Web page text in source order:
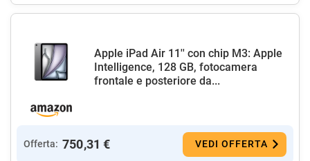
Apple iPad Air 11'' con chip M3: Apple
Intelligence, 128 GB, fotocamera
frontale e posteriore da...
Offerta: 750,31 € VEDI OFFERTA